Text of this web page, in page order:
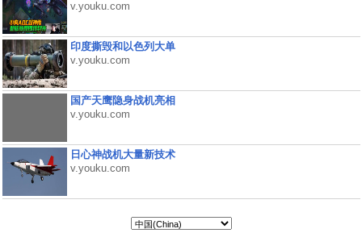
v.youku.com
印度撕毁和以色列大单
v.youku.com
国产天鹰隐身战机亮相
v.youku.com
日心神战机大量新技术
v.youku.com